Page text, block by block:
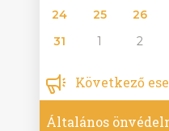
24
25 26
31
1 2
Következő
Általános